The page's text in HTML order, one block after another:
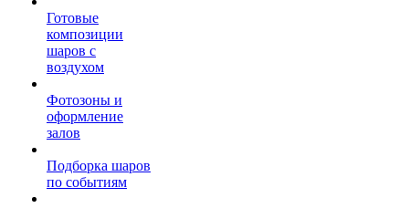
Готовые
композиции
шаров с
воздухом
Фотозоны и
оформление
залов
Подборка шаров
по событиям